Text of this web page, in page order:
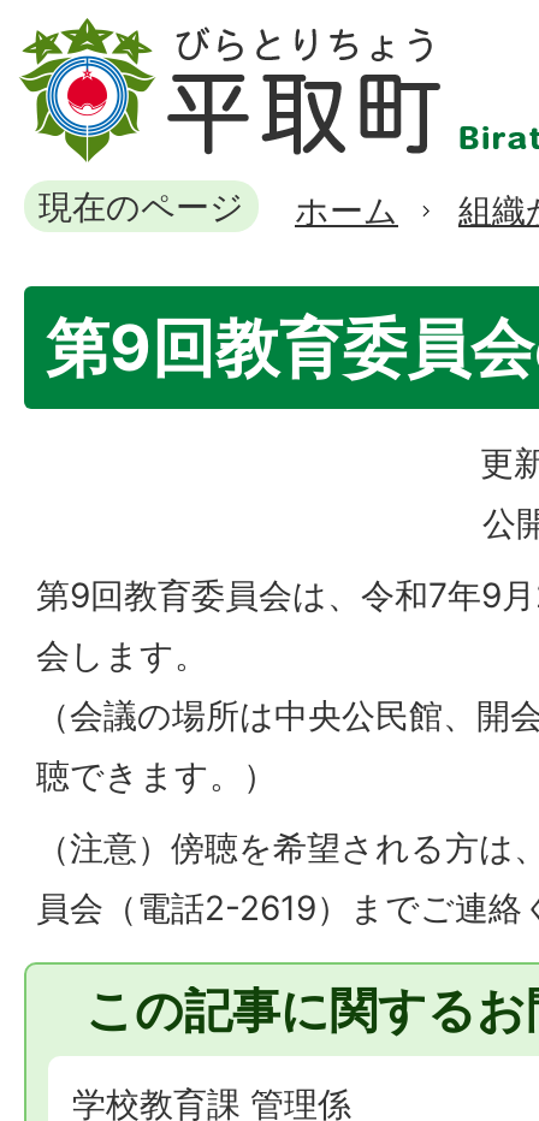
現在のページ ホーム 組織
第9回教育委員
更
公
第9回教育委員会は、令和7年9
会します。
（会議の場所は中央公民館、開
聴できます。）
（注意）傍聴を希望される方は
員会（電話2-2619）までご連絡
この記事に関する
学校教育課 管理係